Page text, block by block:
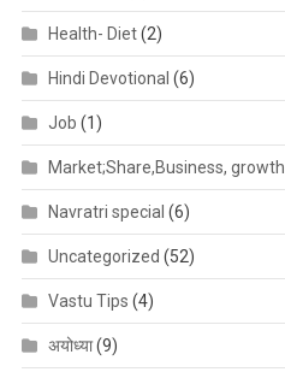
Health- Diet(2)
Hindi Devotional (6)
Job (1)
Market;Share,Business, growth
Navratri special (6)
Uncategorized (52)
Vastu Tips (4)
अयोध्या(9)